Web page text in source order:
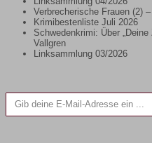
Verbrecherische Frauen (2)
Krimibestenliste Juli 2026
Schwedenkrimi: Über
Vallgren
Linksammlung 03/2026
Gib deine E-Mail-Adresse ein ...